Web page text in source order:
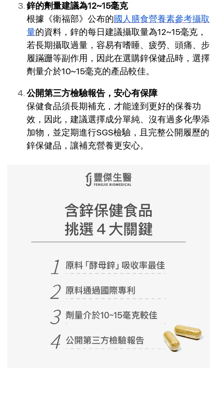
鋅的劑量建議為12~15毫克
根據《衛福部》公布的國人膳食營養素參考攝取
量的資料，鋅的每日建議攝取量為12~15毫克，
若長期攝取過量，容易有嗜睡、疲勞、頭痛、步
履蹣跚等副作用，因此在選購鋅保健品時，選擇
劑量介於10~15毫克的產品較佳。
公開第三方檢驗報告，安心有保障
保健食品須長期補充，才能達到更好的保養功
效，因此，建議選擇成分單純、沒有過多化學添
加物，並定期進行SGS檢驗，且完整公開履歷的
鋅保健品，讓補充營養更安心。